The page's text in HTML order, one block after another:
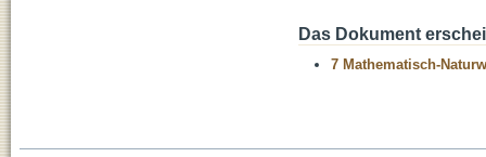
Das Dokument
7 Mathematisch-